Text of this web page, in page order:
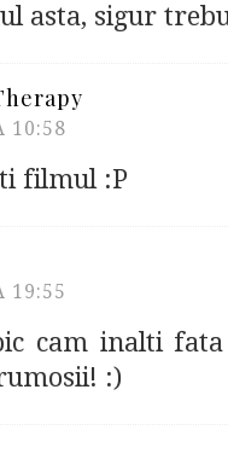
asta, sigur
10:58
filmul :P
19:55
cam inalti
:)